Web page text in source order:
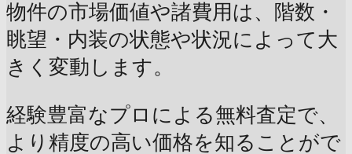
物件の市場価値や諸費用は、階数・
眺望・内装の状態や状況によって大
きく変動します。
経験豊富なプロによる無料査定で、
より精度の高い価格を知ることがで